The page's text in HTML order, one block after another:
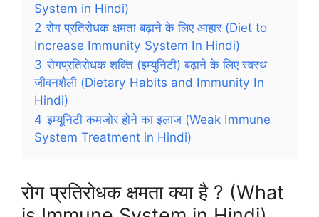
System in Hindi)
2 रोग प्रतिरोधक क्षमता बढ़ाने के लिए आहार (Diet to
Increase Immunity System In Hindi)
3 रोगप्रतिरोधक शक्ति (इम्युनिटी) बढ़ाने के लिए स्वस्थ
जीवनशैली (Dietary Habits and Immunity In
Hindi)
4 इम्यूनिटी कमजोर होने का इलाज (Weak Immune
System Treatment in Hindi)
रोग प्रतिरोधक क्षमता क्या है ? (What